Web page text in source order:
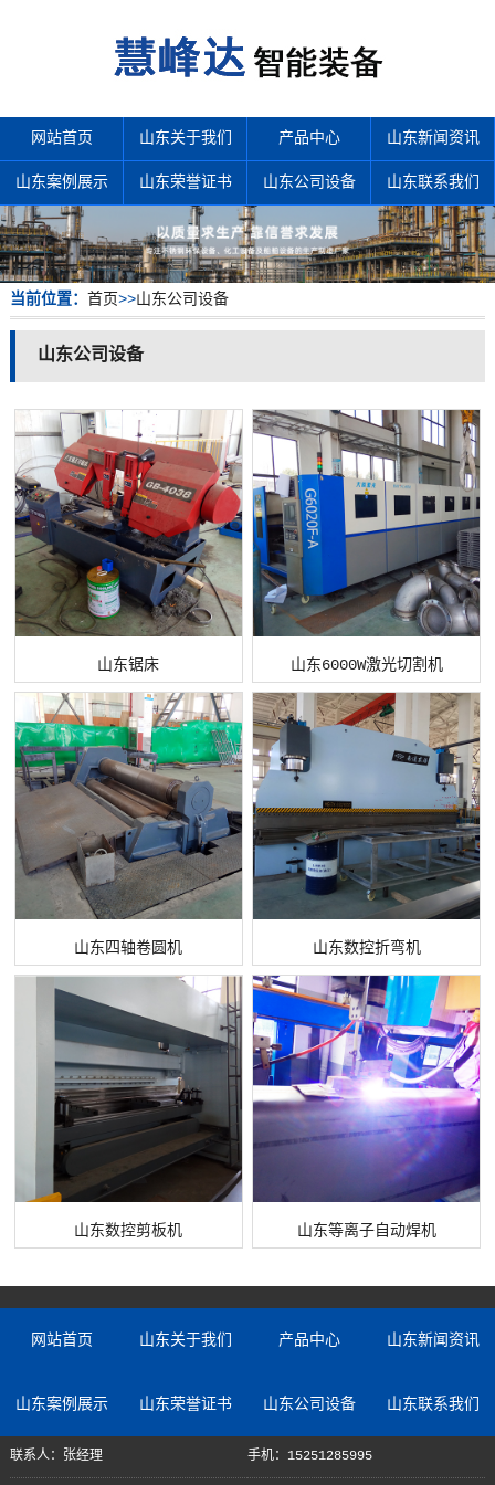
网站首页 山东关于我们 产品中心 山东新闻资讯
山东案例展示 山东荣誉证书 山东公司设备 山东联系我们
当前位置： 首页>>山东公司设备
山东公司设备
山东锯床 山东6000W激光切割机
山东四轴卷圆机 山东数控折弯机
山东数控剪板机 山东等离子自动焊机
网站首页 山东关于我们 产品中心 山东新闻资讯
山东案例展示 山东荣誉证书 山东公司设备 山东联系我们
联系人：张经理 手机：15251285995